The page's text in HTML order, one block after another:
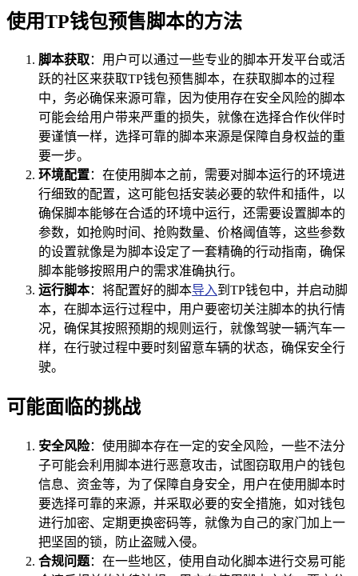
使用TP钱包预售脚本的方法
脚本获取：用户可以通过一些专业的脚本开发平台或活
跃的社区来获取TP钱包预售脚本，在获取脚本的过程
中，务必确保来源可靠，因为使用存在安全风险的脚本
可能会给用户带来严重的损失，就像在选择合作伙伴时
要谨慎一样，选择可靠的脚本来源是保障自身权益的重
要一步。
环境配置：在使用脚本之前，需要对脚本运行的环境进
行细致的配置，这可能包括安装必要的软件和插件，以
确保脚本能够在合适的环境中运行，还需要设置脚本的
参数，如抢购时间、抢购数量、价格阈值等，这些参数
的设置就像是为脚本设定了一套精确的行动指南，确保
脚本能够按照用户的需求准确执行。
运行脚本：将配置好的脚本导入到TP钱包中，并启动脚
本，在脚本运行过程中，用户要密切关注脚本的执行情
况，确保其按照预期的规则运行，就像驾驶一辆汽车一
样，在行驶过程中要时刻留意车辆的状态，确保安全行
驶。
可能面临的挑战
安全风险：使用脚本存在一定的安全风险，一些不法分
子可能会利用脚本进行恶意攻击，试图窃取用户的钱包
信息、资金等，为了保障自身安全，用户在使用脚本时
要选择可靠的来源，并采取必要的安全措施，如对钱包
进行加密、定期更换密码等，就像为自己的家门加上一
把坚固的锁，防止盗贼入侵。
合规问题：在一些地区，使用自动化脚本进行交易可能